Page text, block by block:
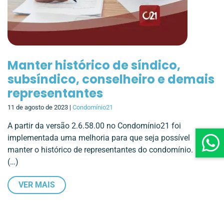
Manter histórico de síndico,
subsíndico, conselheiro e demais
representantes
11 de agosto de 2023 | Condomínio21
A partir da versão 2.6.58.00 no Condomínio21 foi
implementada uma melhoria para que seja possível
manter o histórico de representantes do condomínio. Para
(…)
VER MAIS